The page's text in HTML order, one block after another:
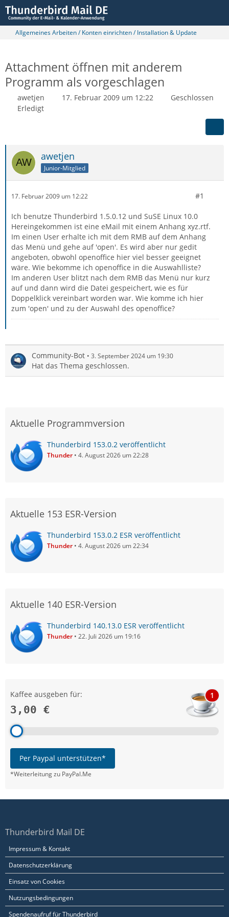
Allgemeines Arbeiten / Konten einrichten / Installation & Update
Attachment öffnen mit anderem
Programm als vorgeschlagen
awetjen 17. Februar 2009 um 12:22
Geschlossen
Erledigt
awetjen
Junior-Mitglied
17. Februar 2009 um 12:22 #1
Ich benutze Thunderbird 1.5.0.12 und SuSE Linux 10.0
Hereingekommen ist eine eMail mit einem Anhang xyz.rtf.
Im einen User erhalte ich mit dem RMB auf dem Anhang
das Menü und gehe auf 'open'. Es wird aber nur gedit
angeboten, obwohl openoffice hier viel besser geeignet
wäre. Wie bekomme ich openoffice in die Auswahlliste?
Im anderen User blitzt nach dem RMB das Menü nur kurz
auf und dann wird die Datei gespeichert, wie es für
Doppelklick vereinbart worden war. Wie komme ich hier
zum 'open' und zu der Auswahl des openoffice?
Community-Bot 3. September 2024 um 19:30
Hat das Thema geschlossen.
Aktuelle Programmversion
Thunderbird 153.0.2 veröffentlicht
Thunder 4. August 2026 um 22:28
Aktuelle 153 ESR-Version
Thunderbird 153.0.2 ESR veröffentlicht
Thunder 4. August 2026 um 22:34
Aktuelle 140 ESR-Version
Thunderbird 140.13.0 ESR veröffentlicht
Thunder 22. Juli 2026 um 19:16
Kaffee ausgeben für:
3,00 €
1
Per Paypal unterstützen*
*Weiterleitung zu PayPal.Me
Thunderbird Mail DE
Impressum & Kontakt
Datenschutzerklärung
Einsatz von Cookies
Nutzungsbedingungen
Spendenaufruf für Thunderbird